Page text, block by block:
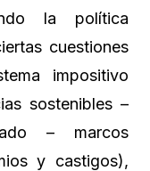
la política
cuestiones
impositivo
sostenibles –
– marcos
y castigos),